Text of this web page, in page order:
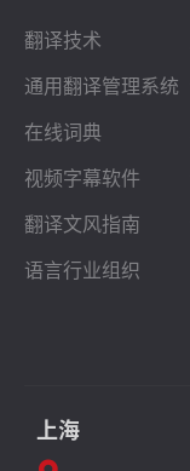
翻译技术
通用翻译管理系统
在线词典
视频字幕软件
翻译文风指南
语言行业组织
上海